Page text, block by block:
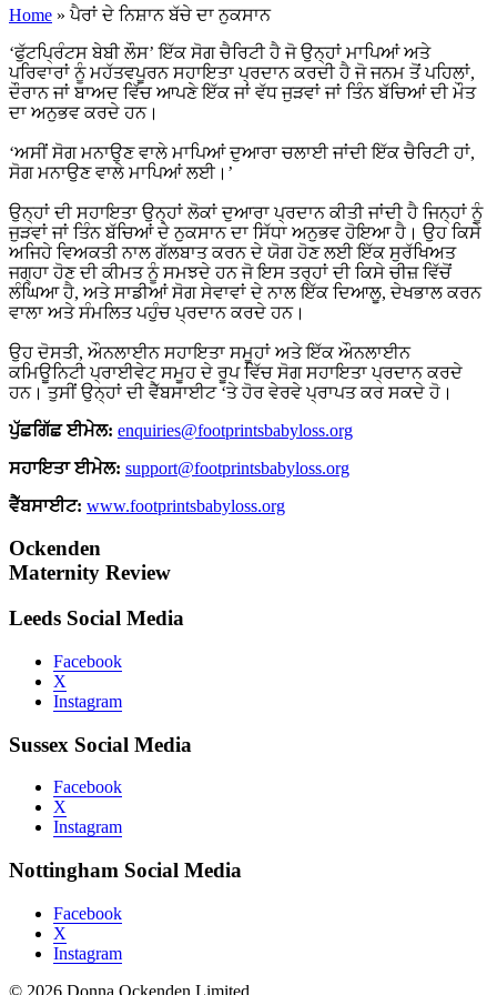
Home »ਪੈਰਾਂ ਦੇ ਨਿਸ਼ਾਨ ਬੱਚੇ ਦਾ ਨੁਕਸਾਨ
‘ਫੁੱਟਪ੍ਰਿੰਟਸ ਬੇਬੀ ਲੌਸ’ ਇੱਕ ਸੋਗ ਚੈਰਿਟੀ ਹੈ ਜੋ ਉਨ੍ਹਾਂ ਮਾਪਿਆਂ ਅਤੇ
ਪਰਿਵਾਰਾਂ ਨੂੰ ਮਹੱਤਵਪੂਰਨ ਸਹਾਇਤਾ ਪ੍ਰਦਾਨ ਕਰਦੀ ਹੈ ਜੋ ਜਨਮ ਤੋਂ ਪਹਿਲਾਂ,
ਦੌਰਾਨ ਜਾਂ ਬਾਅਦ ਵਿੱਚ ਆਪਣੇ ਇੱਕ ਜਾਂ ਵੱਧ ਜੁੜਵਾਂ ਜਾਂ ਤਿੰਨ ਬੱਚਿਆਂ ਦੀ ਮੌਤ
ਦਾ ਅਨੁਭਵ ਕਰਦੇ ਹਨ।
‘ਅਸੀਂ ਸੋਗ ਮਨਾਉਣ ਵਾਲੇ ਮਾਪਿਆਂ ਦੁਆਰਾ ਚਲਾਈ ਜਾਂਦੀ ਇੱਕ ਚੈਰਿਟੀ ਹਾਂ,
ਸੋਗ ਮਨਾਉਣ ਵਾਲੇ ਮਾਪਿਆਂ ਲਈ।’
ਉਨ੍ਹਾਂ ਦੀ ਸਹਾਇਤਾ ਉਨ੍ਹਾਂ ਲੋਕਾਂ ਦੁਆਰਾ ਪ੍ਰਦਾਨ ਕੀਤੀ ਜਾਂਦੀ ਹੈ ਜਿਨ੍ਹਾਂ ਨੂੰ
ਜੁੜਵਾਂ ਜਾਂ ਤਿੰਨ ਬੱਚਿਆਂ ਦੇ ਨੁਕਸਾਨ ਦਾ ਸਿੱਧਾ ਅਨੁਭਵ ਹੋਇਆ ਹੈ। ਉਹ ਕਿਸੇ
ਅਜਿਹੇ ਵਿਅਕਤੀ ਨਾਲ ਗੱਲਬਾਤ ਕਰਨ ਦੇ ਯੋਗ ਹੋਣ ਲਈ ਇੱਕ ਸੁਰੱਖਿਅਤ
ਜਗ੍ਹਾ ਹੋਣ ਦੀ ਕੀਮਤ ਨੂੰ ਸਮਝਦੇ ਹਨ ਜੋ ਇਸ ਤਰ੍ਹਾਂ ਦੀ ਕਿਸੇ ਚੀਜ਼ ਵਿੱਚੋਂ
ਲੰਘਿਆ ਹੈ, ਅਤੇ ਸਾਡੀਆਂ ਸੋਗ ਸੇਵਾਵਾਂ ਦੇ ਨਾਲ ਇੱਕ ਦਿਆਲੂ, ਦੇਖਭਾਲ ਕਰਨ
ਵਾਲਾ ਅਤੇ ਸੰਮਲਿਤ ਪਹੁੰਚ ਪ੍ਰਦਾਨ ਕਰਦੇ ਹਨ।
ਉਹ ਦੋਸਤੀ, ਔਨਲਾਈਨ ਸਹਾਇਤਾ ਸਮੂਹਾਂ ਅਤੇ ਇੱਕ ਔਨਲਾਈਨ
ਕਮਿਊਨਿਟੀ ਪ੍ਰਾਈਵੇਟ ਸਮੂਹ ਦੇ ਰੂਪ ਵਿੱਚ ਸੋਗ ਸਹਾਇਤਾ ਪ੍ਰਦਾਨ ਕਰਦੇ
ਹਨ। ਤੁਸੀਂ ਉਨ੍ਹਾਂ ਦੀ ਵੈੱਬਸਾਈਟ ‘ਤੇ ਹੋਰ ਵੇਰਵੇ ਪ੍ਰਾਪਤ ਕਰ ਸਕਦੇ ਹੋ।
ਪੁੱਛਗਿੱਛ ਈਮੇਲ: enquiries@footprintsbabyloss.org
ਸਹਾਇਤਾ ਈਮੇਲ: support@footprintsbabyloss.org
ਵੈੱਬਸਾਈਟ: www.footprintsbabyloss.org
Ockenden
Maternity Review
Leeds Social Media
Facebook
X
Instagram
Sussex Social Media
Facebook
X
Instagram
Nottingham Social Media
Facebook
X
Instagram
© 2026 Donna Ockenden Limited.